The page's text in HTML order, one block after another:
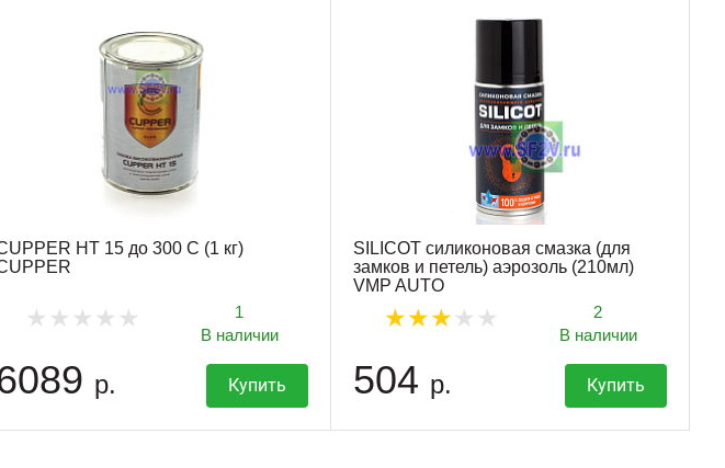
HT 15 до 300 С (1 кг)
1
В наличии
р. Купить
SILICOT силиконовая смазка (для
замков и петель) аэрозоль (210мл)
VMP AUTO
2
В наличии
504 р. Купить